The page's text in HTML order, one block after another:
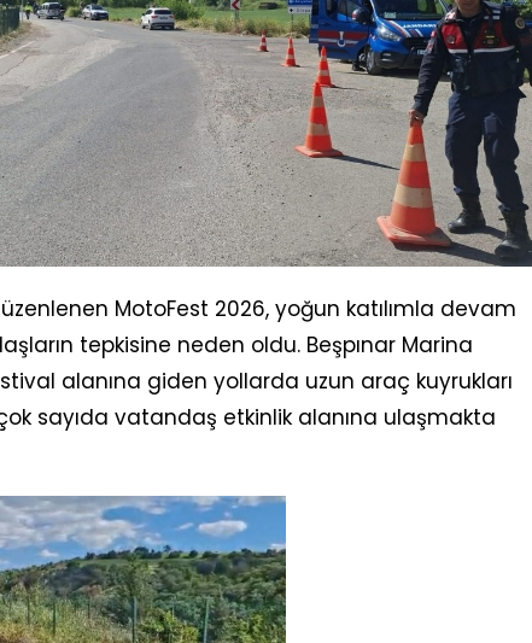
MotoFest 2026, yoğun katılımla devam
tepkisine neden oldu. Beşpınar Marina
alanına giden yollarda uzun araç kuyrukları
sayıda vatandaş etkinlik alanına ulaşmakta